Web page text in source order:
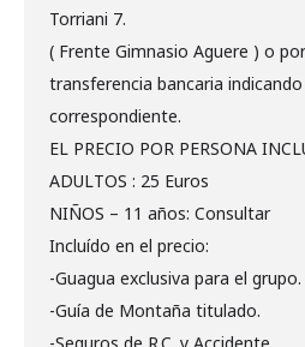
Torriani 7.
( Frente Gimnasio Aguere ) o
transferencia bancaria
correspondiente.
EL PRECIO POR PERSONA
ADULTOS : 25 Euros
NIÑOS – 11 años: Consultar
Incluído en el precio:
-Guagua exclusiva para el grupo.
-Guía de Montaña titulado.